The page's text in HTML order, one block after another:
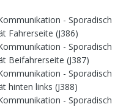
- Sporadisch
Fahrerseite (J386)
- Sporadisch
Beifahrerseite (J387)
- Sporadisch
hinten links (J388)
- Sporadisch